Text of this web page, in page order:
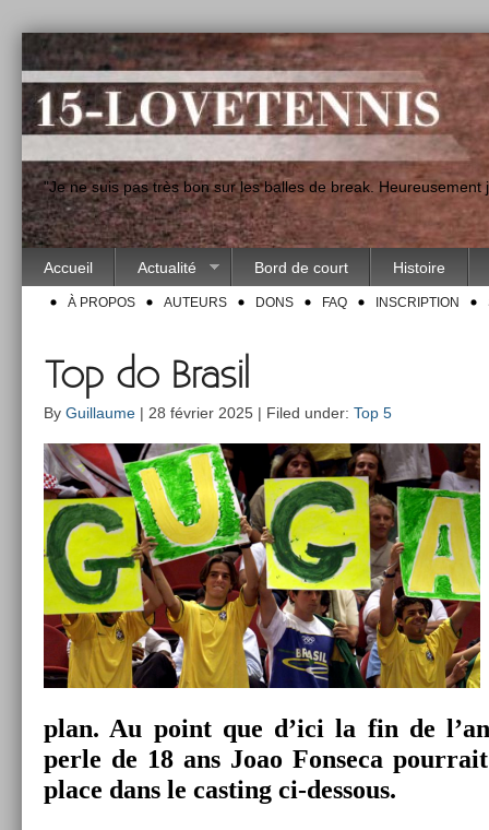
"Je ne suis pas très bon sur les balles de break.
Accueil Actualité Bord de court Histoire
À PROPOS AUTEURS DONS FAQ INSCRIPTION
Top do Brasil
By Guillaume | 28 février 2025 | Filed under: Top 5
plan. Au point que d’ici la fin de
perle de 18 ans Joao Fon­seca
place dans le cast­ing ci-dessous.